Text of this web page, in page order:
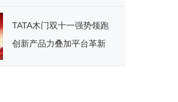
办公新纪元
TATA木门双十一强势领跑
创新产品力叠加平台革新